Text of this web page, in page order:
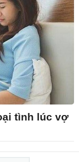
tình lúc vợ